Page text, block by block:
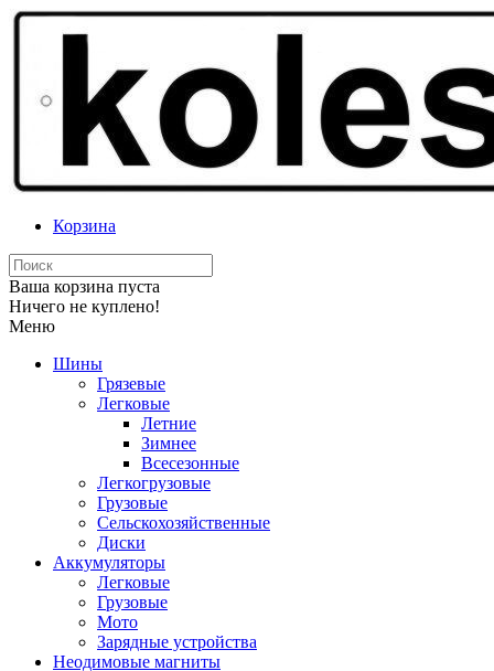
Корзина
Ваша корзина пуста
Ничего не куплено!
Меню
Шины
Грязевые
Легковые
Летние
Зимнее
Всесезонные
Легкогрузовые
Грузовые
Сельскохозяйственные
Диски
Аккумуляторы
Легковые
Грузовые
Мото
Зарядные устройства
Неодимовые магниты